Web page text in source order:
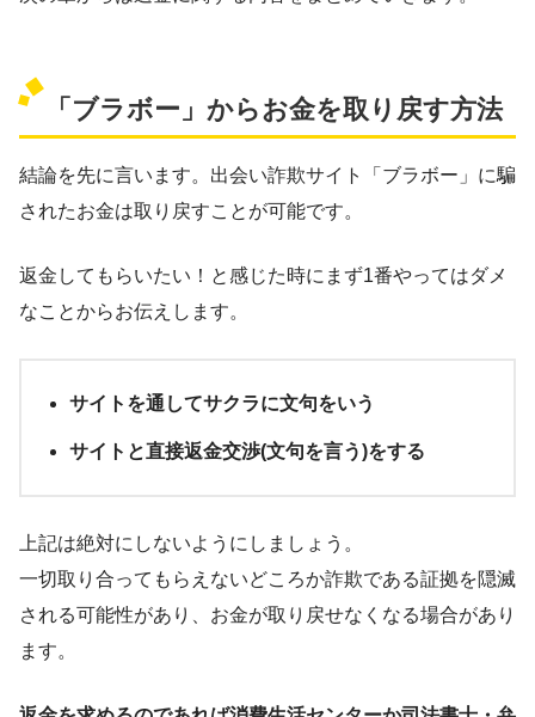
「ブラボー」からお金を取り戻す方法
結論を先に言います。出会い詐欺サイト「ブラボー」に騙
されたお金は取り戻すことが可能です。
返金してもらいたい！と感じた時にまず1番やってはダメ
なことからお伝えします。
サイトを通してサクラに文句をいう
サイトと直接返金交渉(文句を言う)をする
上記は絶対にしないようにしましょう。
一切取り合ってもらえないどころか詐欺である証拠を隠滅
される可能性があり、お金が取り戻せなくなる場合があり
ます。